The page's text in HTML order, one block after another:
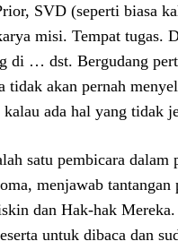
SVD (seperti biasa
misi. Tempat tugas.
di … dst. Bergudang
tidak akan pernah
ada hal yang tidak
satu pembicara
menjawab
dan Hak-hak
untuk dibaca dan